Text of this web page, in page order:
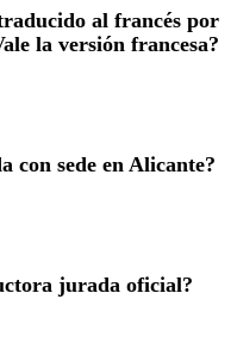
al francés por
la versión francesa?
con sede en Alicante?
jurada oficial?